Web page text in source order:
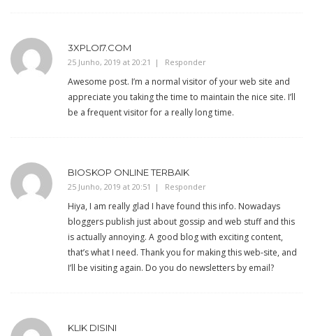
3XPLOI7.COM
25 Junho, 2019 at 20:21 Responder
Awesome post. I’m a normal visitor of your web site and
appreciate you taking the time to maintain the nice site. I’ll
be a frequent visitor for a really long time.
BIOSKOP ONLINE TERBAIK
25 Junho, 2019 at 20:51 Responder
Hiya, I am really glad I have found this info. Nowadays
bloggers publish just about gossip and web stuff and this
is actually annoying. A good blog with exciting content,
that’s what I need. Thank you for making this web-site, and
I’ll be visiting again. Do you do newsletters by email?
KLIK DISINI